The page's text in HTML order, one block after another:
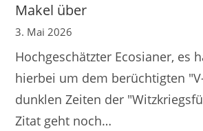
Makel über
3. Mai 2026
Hochgeschätzter Ecosianer, es
hierbei um dem berüchtigten
dunklen Zeiten der
Zitat geht noch…